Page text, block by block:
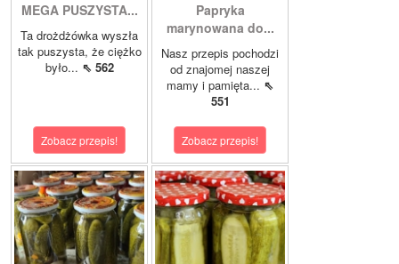
MEGA PUSZYSTA...
Ta drożdżówka wyszła
tak puszysta, że ciężko
było... ⇖ 562
Zobacz przepis!
Papryka
marynowana do...
Nasz przepis pochodzi
od znajomej naszej
mamy i pamięta... ⇖
551
Zobacz przepis!